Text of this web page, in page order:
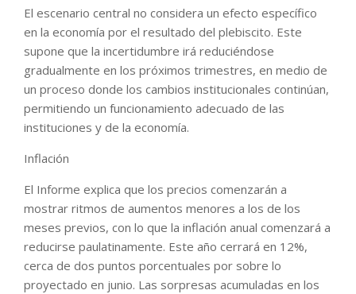
El escenario central no considera un efecto específico
en la economía por el resultado del plebiscito. Este
supone que la incertidumbre irá reduciéndose
gradualmente en los próximos trimestres, en medio de
un proceso donde los cambios institucionales continúan,
permitiendo un funcionamiento adecuado de las
instituciones y de la economía.
Inflación
El Informe explica que los precios comenzarán a
mostrar ritmos de aumentos menores a los de los
meses previos, con lo que la inflación anual comenzará a
reducirse paulatinamente. Este año cerrará en 12%,
cerca de dos puntos porcentuales por sobre lo
proyectado en junio. Las sorpresas acumuladas en los